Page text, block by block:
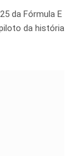
da Fórmula E
da história